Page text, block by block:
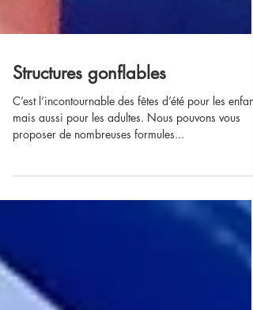
C’est l’incontournable des fêtes d’été pour les
mais aussi pour les adultes. Nous pouvons vous
proposer de nombreuses formules...